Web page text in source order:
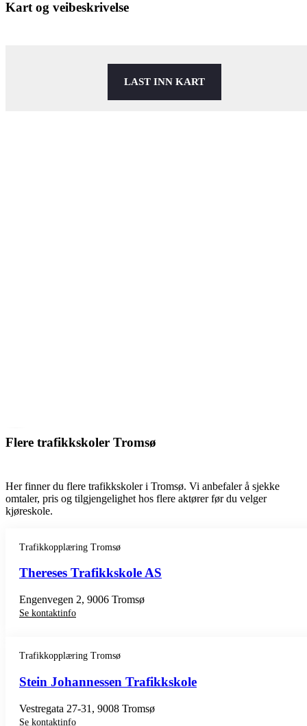
Kart og veibeskrivelse
LAST INN KART
Flere trafikkskoler Tromsø
Her finner du flere trafikkskoler i Tromsø. Vi anbefaler å sjekke
omtaler, pris og tilgjengelighet hos flere aktører før du velger
kjøreskole.
Trafikkopplæring Tromsø
Thereses Trafikkskole AS
Engenvegen 2, 9006 Tromsø
Se kontaktinfo
Trafikkopplæring Tromsø
Stein Johannessen Trafikkskole
Vestregata 27-31, 9008 Tromsø
Se kontaktinfo